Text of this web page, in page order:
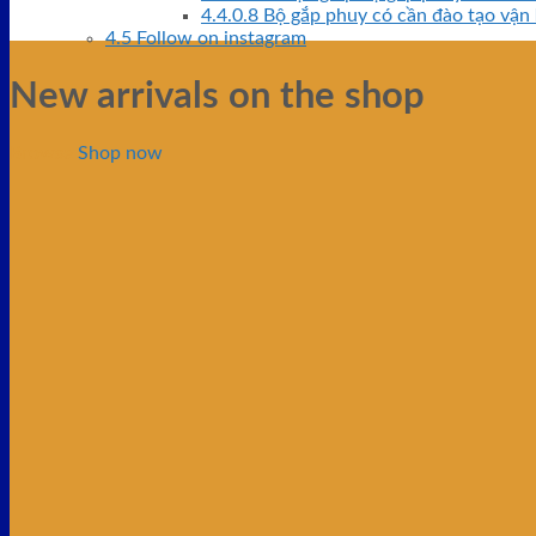
4.4.0.8 Bộ gắp phuy có cần đào tạo vận
4.5Follow on instagram
New arrivals on the shop
Shop now